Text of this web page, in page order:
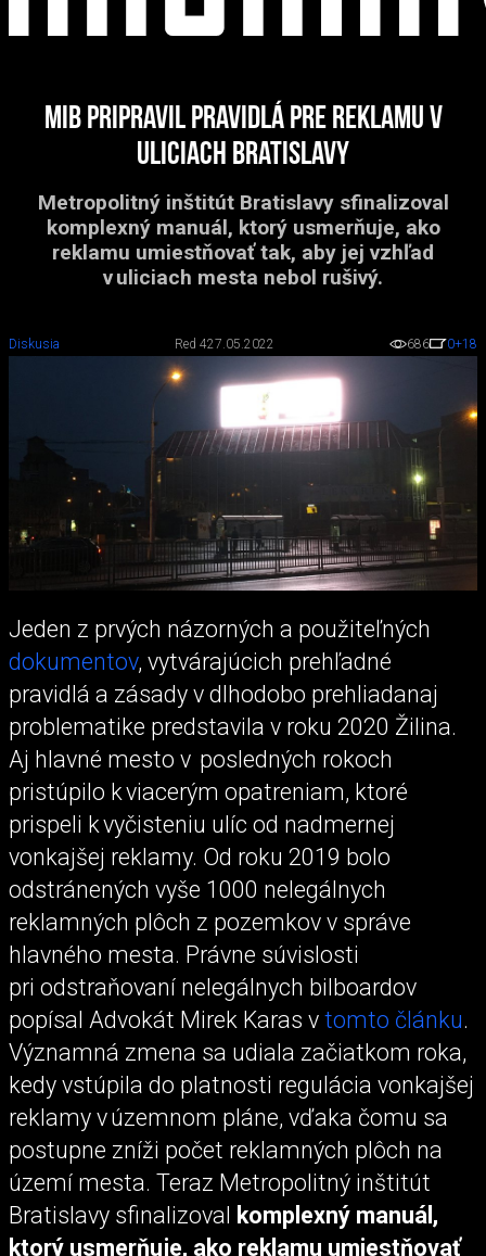
MIB pripravil pravidlá pre reklamu v
uliciach Bratislavy
Metropolitný inštitút Bratislavy sfinalizoval
komplexný manuál, ktorý usmerňuje, ako
reklamu umiestňovať tak, aby jej vzhľad
v uliciach mesta nebol rušivý.
Diskusia Red 427.05.2022 686 0+18
Jeden z prvých názorných a použiteľných
dokumentov, vytvárajúcich prehľadné
pravidlá a zásady v dlhodobo prehliadanaj
problematike predstavila v roku 2020 Žilina.
Aj hlavné mesto v posledných rokoch
pristúpilo k viacerým opatreniam, ktoré
prispeli k vyčisteniu ulíc od nadmernej
vonkajšej reklamy. Od roku 2019 bolo
odstránených vyše 1000 nelegálnych
reklamných plôch z pozemkov v správe
hlavného mesta. Právne súvislosti
pri odstraňovaní nelegálnych bilboardov
popísal Advokát Mirek Karas v tomto článku.
Významná zmena sa udiala začiatkom roka,
kedy vstúpila do platnosti regulácia vonkajšej
reklamy v územnom pláne, vďaka čomu sa
postupne zníži počet reklamných plôch na
území mesta. Teraz Metropolitný inštitút
Bratislavy sfinalizoval komplexný manuál,
ktorý usmerňuje, ako reklamu umiestňovať